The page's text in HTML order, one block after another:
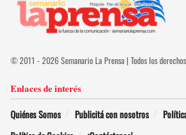
© 2011 - 2026 Semanario La Prensa | Todos los
Enlaces de interés
Quiénes Somos Publicitá con nosotros